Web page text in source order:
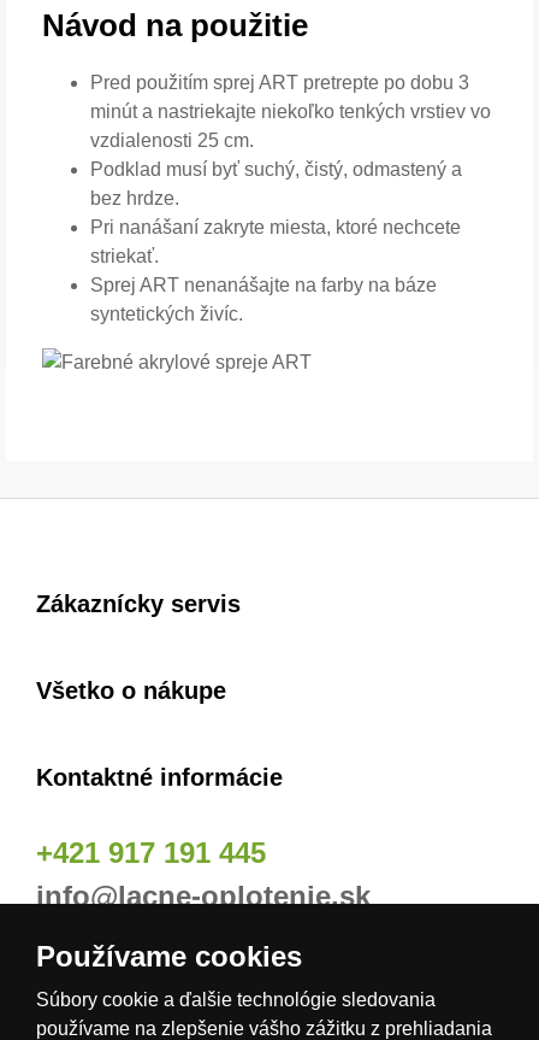
Návod na použitie
Pred použitím sprej ART pretrepte po dobu 3
minút a nastriekajte niekoľko tenkých vrstiev vo
vzdialenosti 25 cm.
Podklad musí byť suchý, čistý, odmastený a
bez hrdze.
Pri nanášaní zakryte miesta, ktoré nechcete
striekať.
Sprej ART nenanášajte na farby na báze
syntetických živíc.
Zákaznícky servis
Všetko o nákupe
Kontaktné informácie
+421 917 191 445
info@lacne-oplotenie.sk
Naše odberné miesta
Používame cookies
Súbory cookie a ďalšie technológie sledovania
používame na zlepšenie vášho zážitku z prehliadania